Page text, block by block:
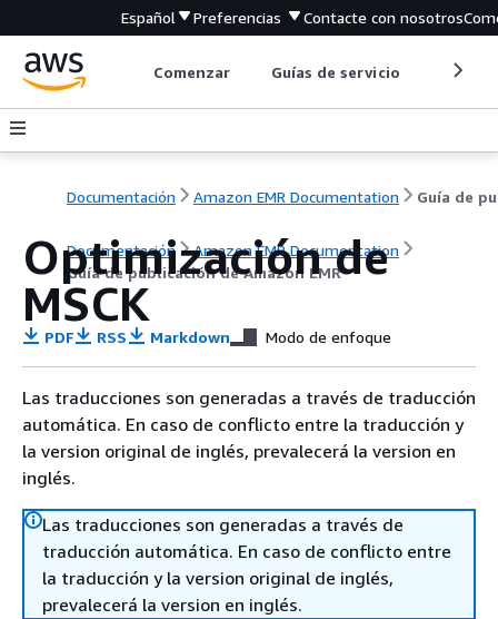
Español Preferencias Contacte con nosotros
Comenzar Guías de servicio
Documentación Amazon EMR Documentation
Documentación
Amazon EMR Documentation
Guía de publicación de Amazon EMR
Optimización de
MSCK
PDF RSS Markdown Modo de enfoque
Las traducciones son generadas a través de traducción
automática. En caso de conflicto entre la traducción y
la version original de inglés, prevalecerá la version en
inglés.
Las traducciones son generadas a través de
traducción automática. En caso de conflicto entre
la traducción y la version original de inglés,
prevalecerá la version en inglés.